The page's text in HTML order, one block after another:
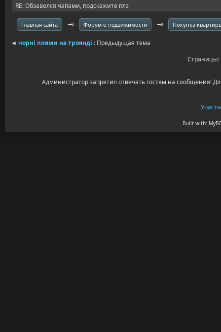
RE: Обзавелся чапами, подскажите плз
Главная сайта 🗝️ Форум о недвижимости 🗝️ Покупка
◄чорні плями на троянді : Предыдущая тема
Администратор запретил отвечать гостям на сообщения!
Built with: